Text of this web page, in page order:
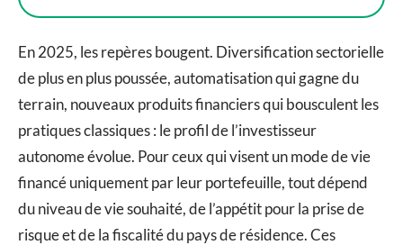
En 2025, les repères bougent. Diversification sectorielle
de plus en plus poussée, automatisation qui gagne du
terrain, nouveaux produits financiers qui bousculent les
pratiques classiques : le profil de l’investisseur
autonome évolue. Pour ceux qui visent un mode de vie
financé uniquement par leur portefeuille, tout dépend
du niveau de vie souhaité, de l’appétit pour la prise de
risque et de la fiscalité du pays de résidence. Ces